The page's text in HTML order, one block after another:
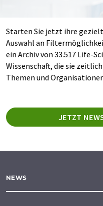
Starten Sie jetzt ihre
Auswahl an
ein Archiv von 33.517 Life-
Wissenschaft, die sie
Themen und
JETZT
NEWS